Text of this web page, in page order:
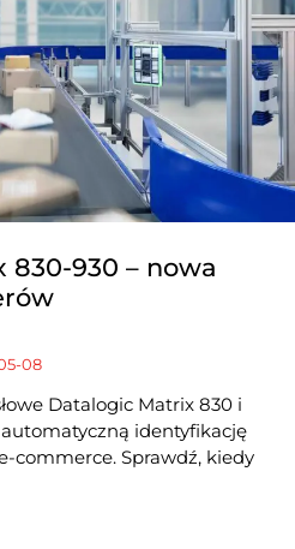
930 – nowa
08
Datalogic Matrix 830 i
identyfikację
commerce. Sprawdź, kiedy